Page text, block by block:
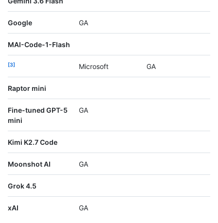
Google GA
MAI-Code-1-Flash
3 Microsoft GA
Raptor mini
Fine-tuned GPT-5
mini
GA
Kimi K2.7 Code
Moonshot AI GA
Grok 4.5
xAI GA